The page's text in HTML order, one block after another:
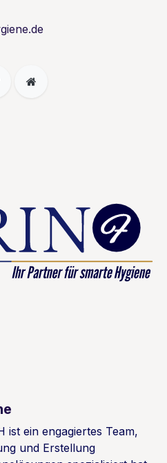
ist ein engagiertes Team,
und Erstellung